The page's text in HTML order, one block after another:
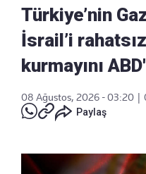
Türkiye’nin
İsrail’i
kurmayını
08 Ağustos, 2026 - 03:20
Paylaş